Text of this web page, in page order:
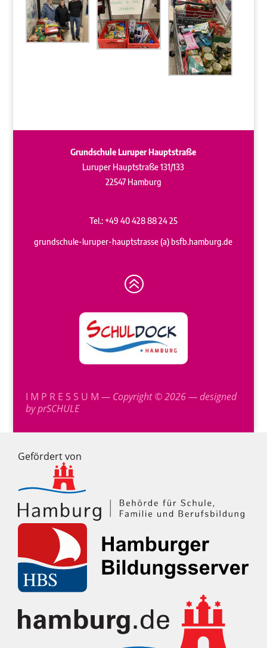
Grundschule Luruper Hauptstraße
Luruper Hauptstraße 131/133
22547 Hamburg
Tel.: +49 40 428 88 24 25
grundschule-luruper-hauptstrasse (a) bsfb.hamburg.de
>
I M P R E S S U M — Copyright © 2026 — designed
byprSCHULE
Gefördert von